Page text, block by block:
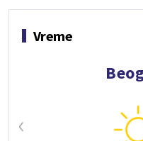
Vreme
‹